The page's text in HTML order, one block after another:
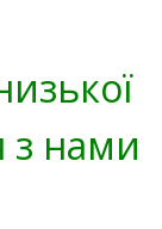
з нами